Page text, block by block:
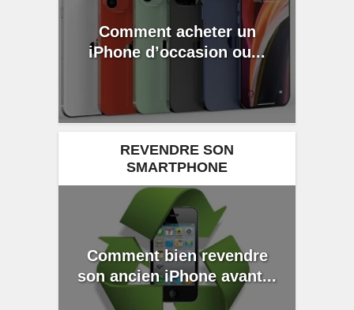
Comment acheter un
iPhone d’occasion ou...
REVENDRE SON
SMARTPHONE
Comment bien revendre
son ancien iPhone avant...